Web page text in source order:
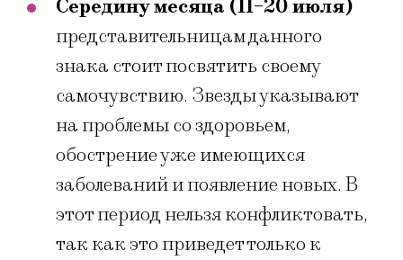
Середину месяца (11-20 июля)
представительницам данного
знака стоит посвятить своему
самочувствию. Звезды указывают
на проблемы со здоровьем,
обострение уже имеющихся
заболеваний и появление новых. В
этот период нельзя конфликтовать,
так как это приведет только к